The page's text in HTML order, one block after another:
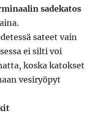
sadekatos
sateet vain
ei silti voi
koska katokset
vesiryöpyt